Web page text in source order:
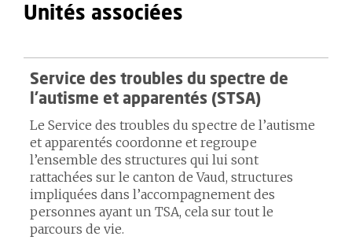
Unités associées
Service des troubles du spectre de
l’autisme et apparentés (STSA)
Le Service des troubles du spectre de l’autisme
et apparentés coordonne et regroupe
l’ensemble des structures qui lui sont
rattachées sur le canton de Vaud, structures
impliquées dans l’accompagnement des
personnes ayant un TSA, cela sur tout le
parcours de vie.